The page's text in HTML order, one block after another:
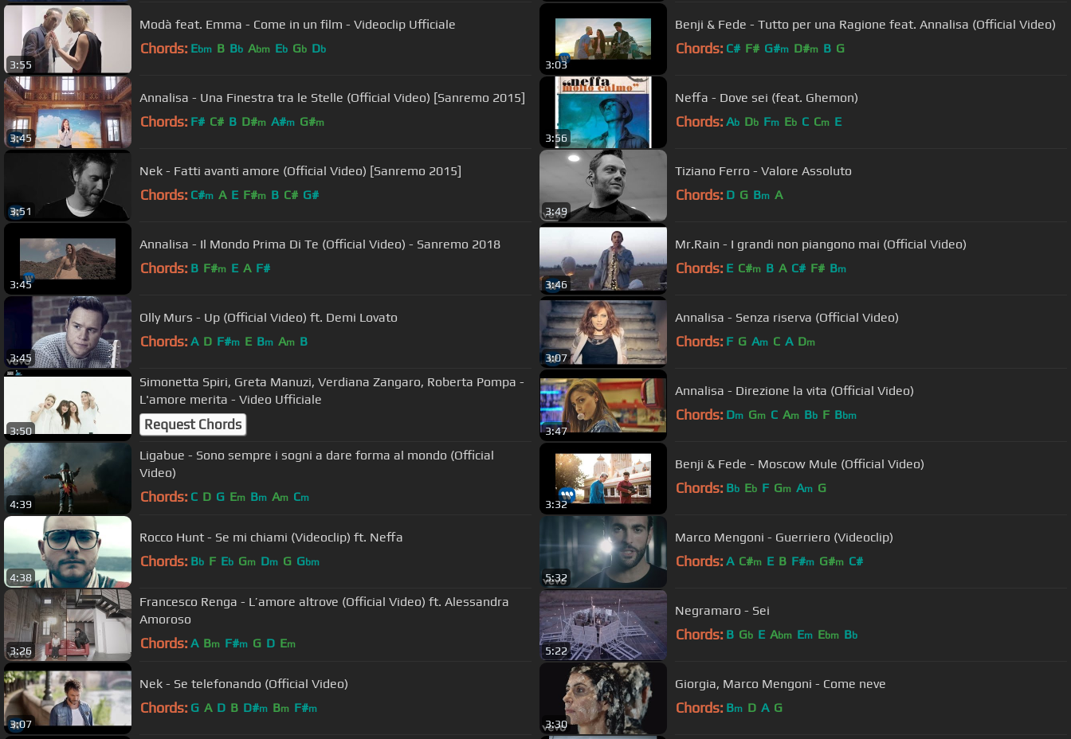
3:55
Modà feat. Emma - Come in un film - Videoclip Ufficiale
Chords: Ebm B Bb Abm Eb Gb Db
3:03
Benji & Fede - Tutto per una Ragione feat. Annalisa (Official Video)
Chords: C# F# G#m D#m B G
3:45
Annalisa - Una Finestra tra le Stelle (Official Video) [Sanremo 2015]
Chords: F# C# B D#m A#m G#m
3:56
Neffa - Dove sei (feat. Ghemon)
Chords: Ab Db Fm Eb C Cm E
3:51
Nek - Fatti avanti amore (Official Video) [Sanremo 2015]
Chords: C#m A E F#m B C# G#
3:49
Tiziano Ferro - Valore Assoluto
Chords: D G Bm A
3:45
Annalisa - Il Mondo Prima Di Te (Official Video) - Sanremo 2018
Chords: B F#m E A F#
3:46
Mr.Rain - I grandi non piangono mai (Official Video)
Chords: E C#m B A C# F# Bm
3:45
Olly Murs - Up (Official Video) ft. Demi Lovato
Chords: A D F#m E Bm Am B
3:07
Annalisa - Senza riserva (Official Video)
Chords: F G Am C A Dm
3:50
Simonetta Spiri, Greta Manuzi, Verdiana Zangaro, Roberta Pompa -
L'amore merita - Video Ufficiale
Request Chords 3:47
Annalisa - Direzione la vita (Official Video)
Chords: Dm Gm C Am Bb F Bbm
4:39
Ligabue - Sono sempre i sogni a dare forma al mondo (Official
Video)
Chords: C D G Em Bm Am Cm
3:32
Benji & Fede - Moscow Mule (Official Video)
Chords: Bb Eb F Gm Am G
4:38
Rocco Hunt - Se mi chiami (Videoclip) ft. Neffa
Chords: Bb F Eb Gm Dm G Gbm
5:32
Marco Mengoni - Guerriero (Videoclip)
Chords: A C#m E B F#m G#m C#
3:26
Francesco Renga - L’amore altrove (Official Video) ft. Alessandra
Amoroso
Chords: A Bm F#m G D Em
5:22
Negramaro - Sei
Chords: B Gb E Abm Em Ebm Bb
3:07
Nek - Se telefonando (Official Video)
Chords: G A D B D#m Bm F#m
3:30
Giorgia, Marco Mengoni - Come neve
Chords: Bm D A G